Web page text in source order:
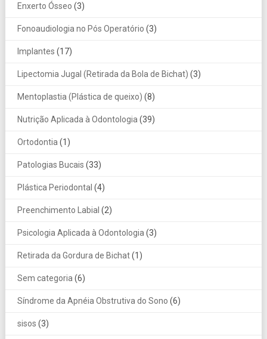
Enxerto Ósseo (3)
Fonoaudiologia no Pós Operatório (3)
Implantes (17)
Lipectomia Jugal (Retirada da Bola de Bichat) (3)
Mentoplastia (Plástica de queixo) (8)
Nutrição Aplicada à Odontologia (39)
Ortodontia (1)
Patologias Bucais (33)
Plástica Periodontal (4)
Preenchimento Labial (2)
Psicologia Aplicada à Odontologia (3)
Retirada da Gordura de Bichat(1)
Sem categoria (6)
Síndrome da Apnéia Obstrutiva do Sono (6)
sisos (3)